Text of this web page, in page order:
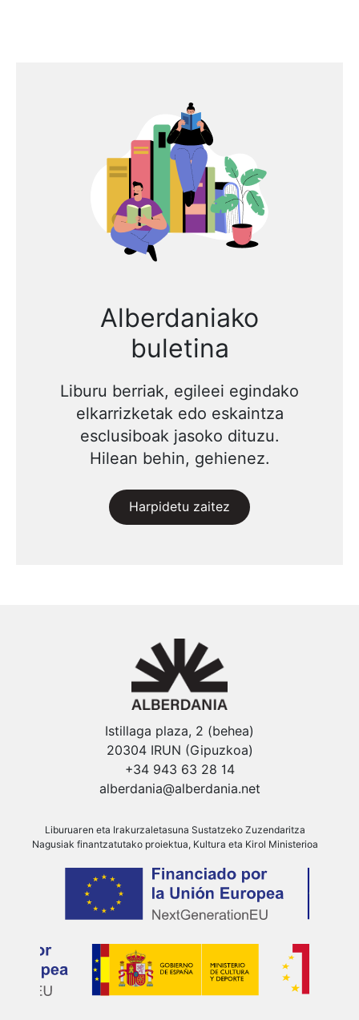
Alberdaniako
buletina
Liburu berriak, egileei egindako
elkarrizketak edo eskaintza
esclusiboak jasoko dituzu.
Hilean behin, gehienez.
Harpidetu zaitez
Istillaga plaza, 2 (behea)
20304 IRUN (Gipuzkoa)
+34 943 63 28 14
alberdania@alberdania.net
Liburuaren eta Irakurzaletasuna Sustatzeko Zuzendaritza
Nagusiak finantzatutako proiektua, Kultura eta Kirol Ministerioa